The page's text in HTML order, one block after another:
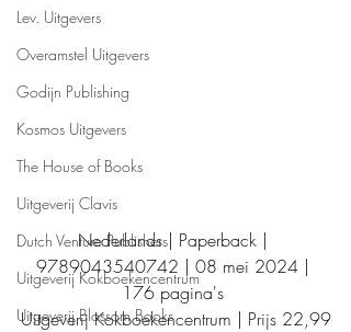
Lev. Uitgevers
Overamstel Uitgevers
Godijn Publishing
Kosmos Uitgevers
The House of Books
Uitgeverij Clavis
Dutch Venture Publishers
Uitgeverij Kokboekencentrum
Uitgeverij Blossom Books
Nederlands | Paperback |
9789043540742 | 08 mei 2024 |
176 pagina's
Uitgeverij Kokboekencentrum | Prijs 22,99